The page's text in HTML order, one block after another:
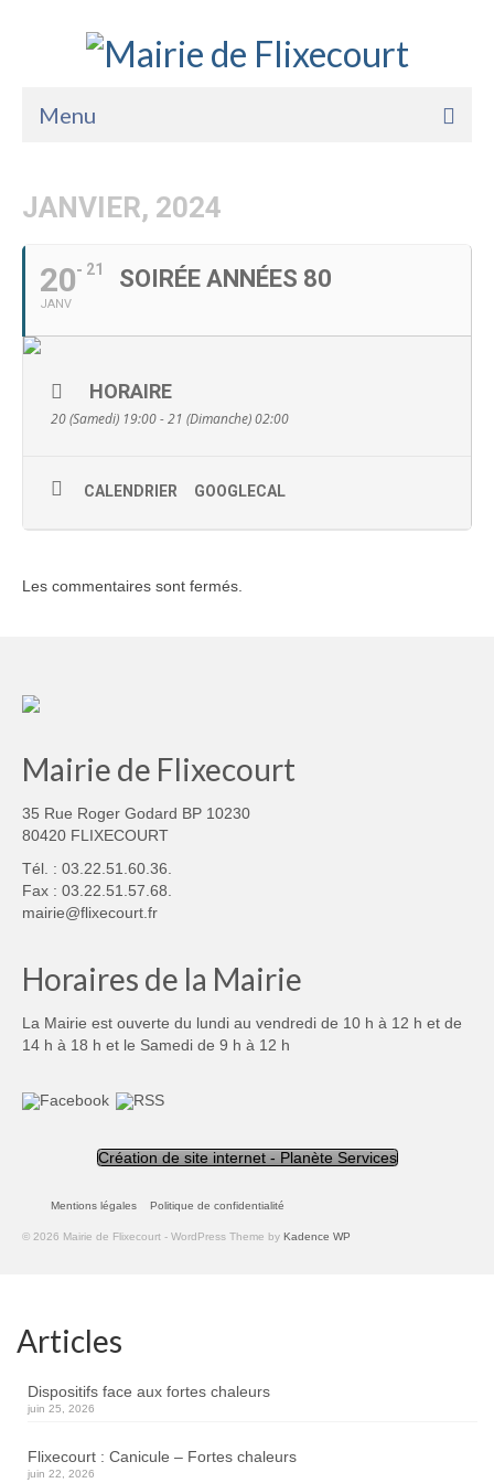
Menu
La Mairie
Vie Pratique
Services
Sports Loisirs et Culture
JANVIER, 2024
20
JANV
21 SOIRÉE ANNÉES 80
HORAIRE
20 (Samedi) 19:00 - 21 (Dimanche) 02:00
CALENDRIER GOOGLECAL
Les commentaires sont fermés.
Mairie de Flixecourt
35 Rue Roger Godard BP 10230
80420 FLIXECOURT
Tél. : 03.22.51.60.36.
Fax : 03.22.51.57.68.
mairie@flixecourt.fr
Horaires de la Mairie
La Mairie est ouverte du lundi au vendredi de 10 h à 12 h et de
14 h à 18 h et le Samedi de 9 h à 12 h
Création de site internet - Planète Services
Mentions légales Politique de confidentialité
© 2026 Mairie de Flixecourt - WordPress Theme by Kadence WP
Articles
Dispositifs face aux fortes chaleurs
juin 25, 2026
Flixecourt : Canicule – Fortes chaleurs
juin 22, 2026